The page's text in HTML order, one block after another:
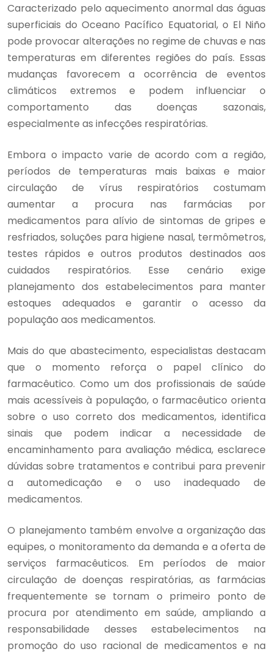
Caracterizado pelo aquecimento anormal das águas
superficiais do Oceano Pacífico Equatorial, o El Niño
pode provocar alterações no regime de chuvas e nas
temperaturas em diferentes regiões do país. Essas
mudanças favorecem a ocorrência de eventos
climáticos extremos e podem influenciar o
comportamento das doenças sazonais,
especialmente as infecções respiratórias.
Embora o impacto varie de acordo com a região,
períodos de temperaturas mais baixas e maior
circulação de vírus respiratórios costumam
aumentar a procura nas farmácias por
medicamentos para alívio de sintomas de gripes e
resfriados, soluções para higiene nasal, termômetros,
testes rápidos e outros produtos destinados aos
cuidados respiratórios. Esse cenário exige
planejamento dos estabelecimentos para manter
estoques adequados e garantir o acesso da
população aos medicamentos.
Mais do que abastecimento, especialistas destacam
que o momento reforça o papel clínico do
farmacêutico. Como um dos profissionais de saúde
mais acessíveis à população, o farmacêutico orienta
sobre o uso correto dos medicamentos, identifica
sinais que podem indicar a necessidade de
encaminhamento para avaliação médica, esclarece
dúvidas sobre tratamentos e contribui para prevenir
a automedicação e o uso inadequado de
medicamentos.
O planejamento também envolve a organização das
equipes, o monitoramento da demanda e a oferta de
serviços farmacêuticos. Em períodos de maior
circulação de doenças respiratórias, as farmácias
frequentemente se tornam o primeiro ponto de
procura por atendimento em saúde, ampliando a
responsabilidade desses estabelecimentos na
promoção do uso racional de medicamentos e na